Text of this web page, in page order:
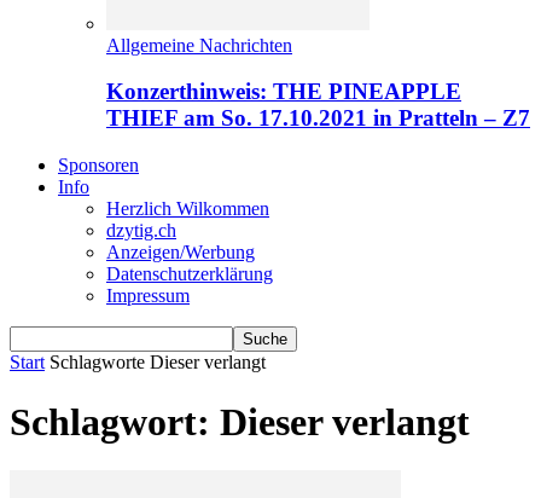
Allgemeine Nachrichten
Konzerthinweis: THE PINEAPPLE
THIEF am So. 17.10.2021 in Pratteln – Z7
Sponsoren
Info
Herzlich Wilkommen
dzytig.ch
Anzeigen/Werbung
Datenschutzerklärung
Impressum
Start Schlagworte Dieser verlangt
Schlagwort: Dieser verlangt